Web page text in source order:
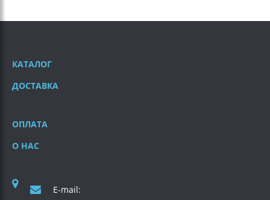
КАТАЛОГ
ДОСТАВКА
ОПЛАТА
О НАС
E-mail: